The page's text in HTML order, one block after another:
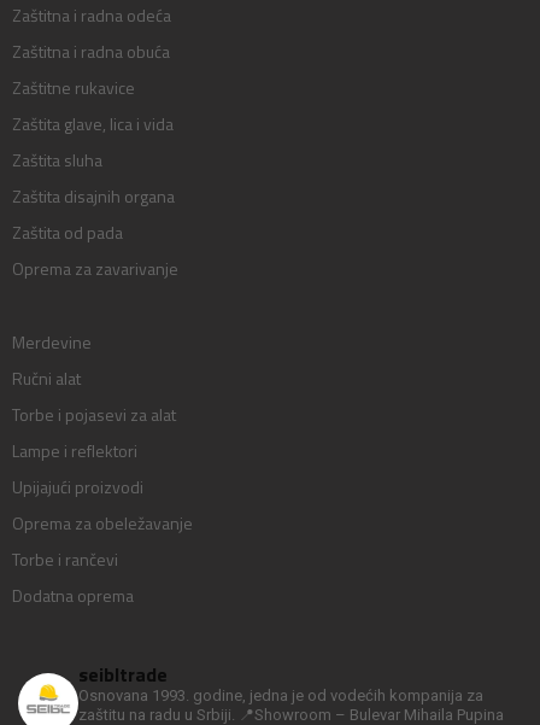
Zaštitna i radna odeća
Zaštitna i radna obuća
Zaštitne rukavice
Zaštita glave, lica i vida
Zaštita sluha
Zaštita disajnih organa
Zaštita od pada
Oprema za zavarivanje
Merdevine
Ručni alat
Torbe i pojasevi za alat
Lampe i reflektori
Upijajući proizvodi
Oprema za obeležavanje
Torbe i rančevi
Dodatna oprema
seibltrade
Osnovana 1993. godine, jedna je od vodećih kompanija za
zaštitu na radu u Srbiji.
📍Showroom – Bulevar Mihaila Pupina